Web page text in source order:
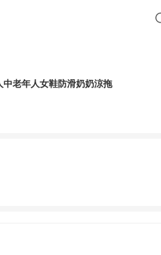
老年人女鞋防滑奶奶涼拖